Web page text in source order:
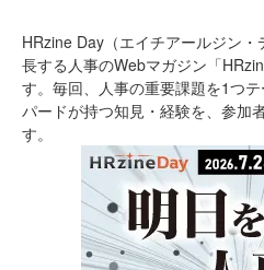
HRzine Day（エイチアールジン
長する人事のWebマガジン「
す。毎回、人事の重要課題を1つ
パードが持つ知見・経験を、参加
す。